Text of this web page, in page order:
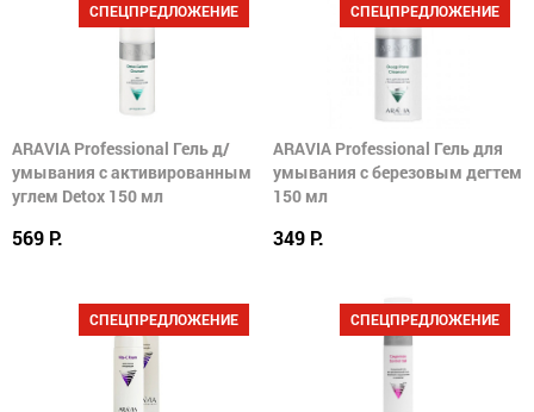
СПЕЦПРЕДЛОЖЕНИЕ
ARAVIA Professional Гель д/
умывания с активированным
углем Detox 150 мл
569 Р.
СПЕЦПРЕДЛОЖЕНИЕ
ARAVIA Professional Гель для
умывания с березовым дегтем
150 мл
349 Р.
СПЕЦПРЕДЛОЖЕНИЕ СПЕЦПРЕДЛОЖЕНИЕ